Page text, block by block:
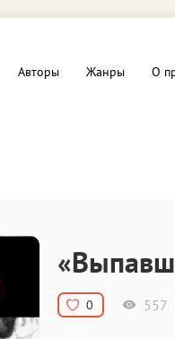
Драматургия
Компьютеры и Интернет
Авторы Жанры О
0 557